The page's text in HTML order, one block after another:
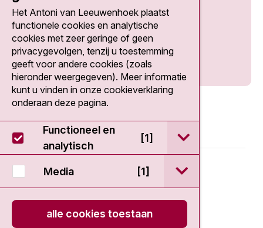
Social media
© 2026 - Antoni van Leeuwenhoek
Disclaimer
Het Antoni van Leeuwenhoek plaatst
functionele cookies en analytische
cookies met zeer geringe of geen
privacygevolgen, tenzij u toestemming
geeft voor andere cookies (zoals
hieronder weergegeven). Meer informatie
kunt u vinden in onze cookieverklaring
onderaan deze pagina.
Functioneel en
analytisch
[1] open / sluit
Media [1] open / sluit
alle cookies toestaan